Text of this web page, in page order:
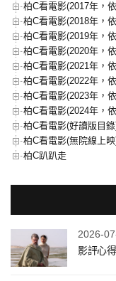
柏C看電影(2017年，
柏C看電影(2018年，
柏C看電影(2019年，
柏C看電影(2020年，
柏C看電影(2021年，
柏C看電影(2022年，
柏C看電影(2023年，
柏C看電影(2024年，
柏C看電影(好讀版目
柏C看電影(無院線上
柏C趴趴走
2026-
影評心